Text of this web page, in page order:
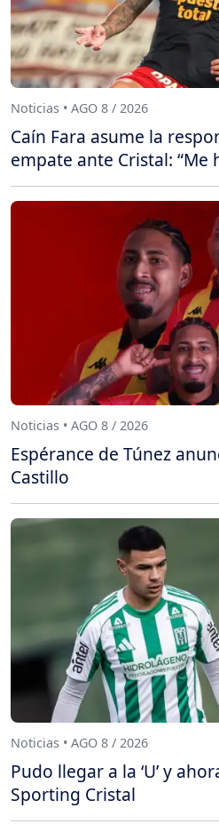
Noticias • AGO 8 / 2026
Caín Fara asume la
empate ante Cristal: “Me
Noticias • AGO 8 / 2026
Espérance de Túnez
Castillo
Noticias • AGO 8 / 2026
Pudo llegar a la ‘U’ y
Sporting Cristal